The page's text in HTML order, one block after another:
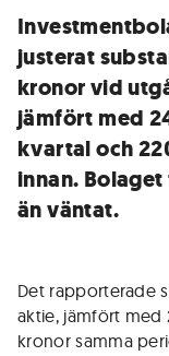
justerat
kronor vid
jämfört med
kvartal och
innan.
än väntat.
Det rapporterade
aktie, jämfört med
kronor samma